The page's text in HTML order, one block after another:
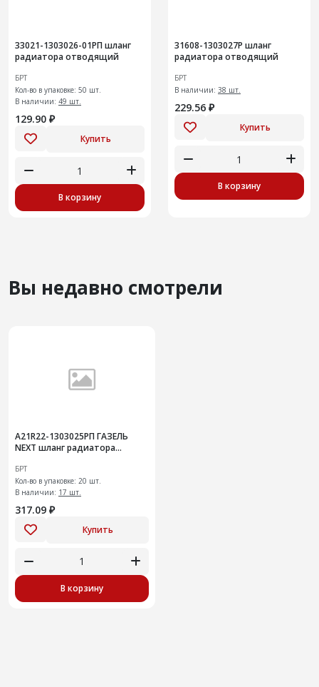
33021-1303026-01РП шланг
радиатора отводящий
БРТ
Кол-во в упаковке: 50 шт.
В наличии: 49 шт.
129.90 ₽
Купить
В корзину
31608-1303027Р шланг
радиатора отводящий
БРТ
В наличии: 38 шт.
229.56 ₽
Купить
В корзину
Вы недавно смотрели
А21R22-1303025РП ГАЗЕЛЬ
NEXT шланг радиатора
БРТ
Кол-во в упаковке: 20 шт.
В наличии: 17 шт.
317.09 ₽
Купить
В корзину